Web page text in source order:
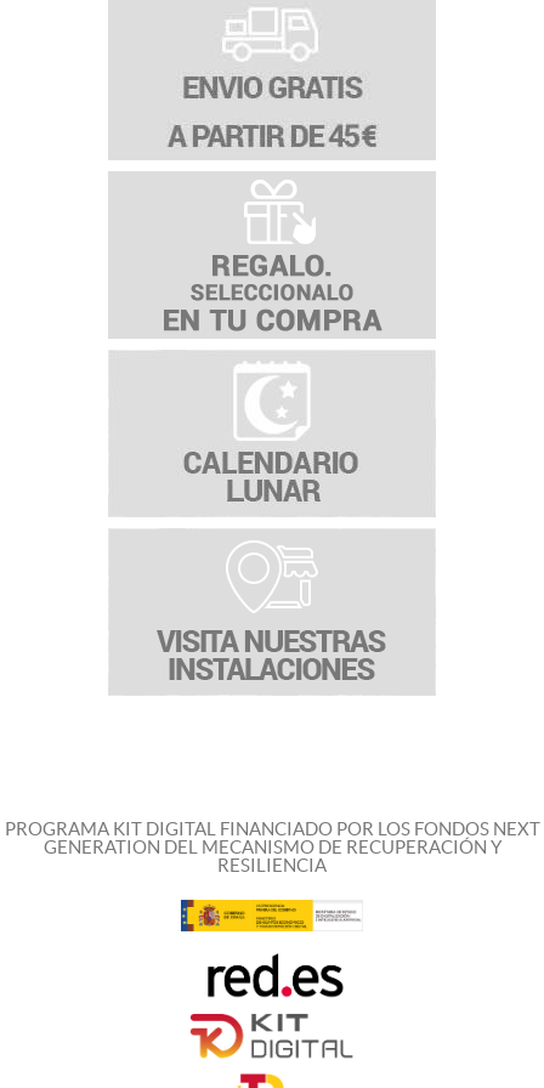
PROGRAMA KIT DIGITAL FINANCIADO POR LOS FONDOS NEXT
GENERATION DEL MECANISMO DE RECUPERACIÓN Y
RESILIENCIA